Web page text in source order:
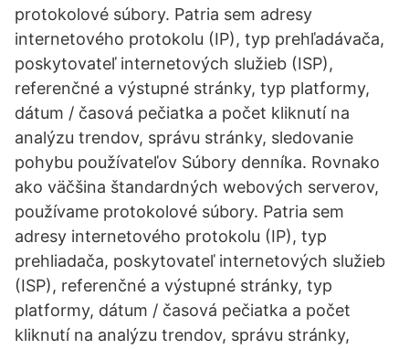
protokolové súbory. Patria sem adresy
internetového protokolu (IP), typ prehľadávača,
poskytovateľ internetových služieb (ISP),
referenčné a výstupné stránky, typ platformy,
dátum / časová pečiatka a počet kliknutí na
analýzu trendov, správu stránky, sledovanie
pohybu používateľov Súbory denníka. Rovnako
ako väčšina štandardných webových serverov,
používame protokolové súbory. Patria sem
adresy internetového protokolu (IP), typ
prehliadača, poskytovateľ internetových služieb
(ISP), referenčné a výstupné stránky, typ
platformy, dátum / časová pečiatka a počet
kliknutí na analýzu trendov, správu stránky,